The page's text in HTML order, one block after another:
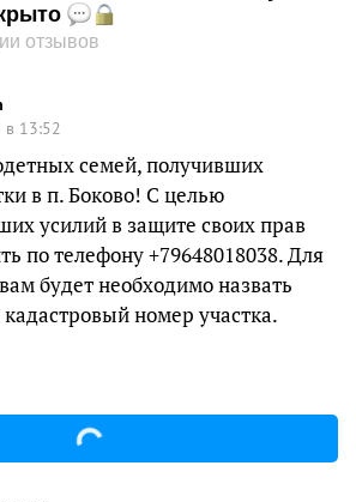
отзывов
в 13:52
семей, получивших
в п. Боково! С целью
усилий в защите своих прав
по телефону +79648018038. Для
будет необходимо назвать
номер участка.